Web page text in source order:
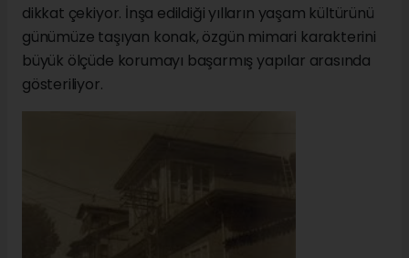
dikkat çekiyor. İnşa edildiği yılların yaşam kültürünü
günümüze taşıyan konak, özgün mimari karakterini
büyük ölçüde korumayı başarmış yapılar arasında
gösteriliyor.